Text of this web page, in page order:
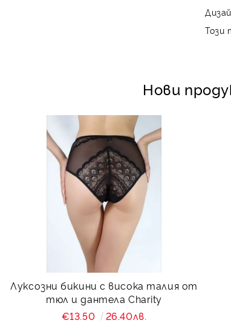
Този
Нови
Луксозни бикини с висока талия от
тюл и дантела Charity
€13.50
26.40лв.